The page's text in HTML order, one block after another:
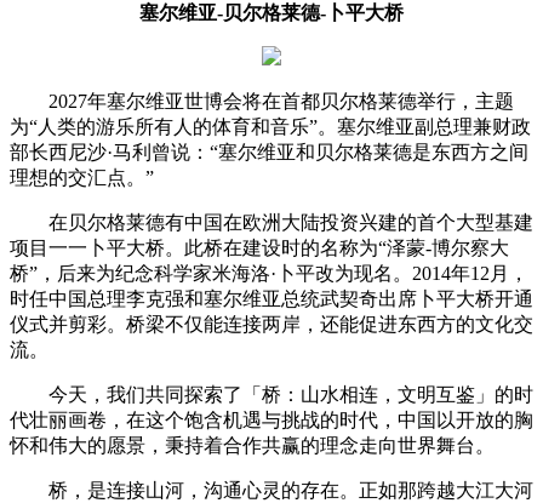
塞尔维亚-贝尔格莱德-卜平大桥
2027年塞尔维亚世博会将在首都贝尔格莱德举行，主题
为“人类的游乐所有人的体育和音乐”。塞尔维亚副总理兼财政
部长西尼沙·马利曾说：“塞尔维亚和贝尔格莱德是东西方之间
理想的交汇点。”
在贝尔格莱德有中国在欧洲大陆投资兴建的首个大型基建
项目一一卜平大桥。此桥在建设时的名称为“泽蒙-博尔察大
桥”，后来为纪念科学家米海洛·卜平改为现名。2014年12月，
时任中国总理李克强和塞尔维亚总统武契奇出席卜平大桥开通
仪式并剪彩。桥梁不仅能连接两岸，还能促进东西方的文化交
流。
今天，我们共同探索了「桥：山水相连，文明互鉴」的时
代壮丽画卷，在这个饱含机遇与挑战的时代，中国以开放的胸
怀和伟大的愿景，秉持着合作共赢的理念走向世界舞台。
桥，是连接山河，沟通心灵的存在。正如那跨越大江大河